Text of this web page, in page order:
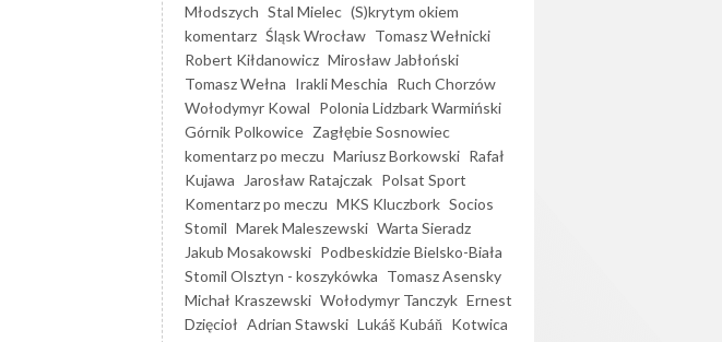
Młodszych Stal Mielec (S)krytym okiem
komentarz Śląsk Wrocław Tomasz Wełnicki
Robert Kiłdanowicz Mirosław Jabłoński
Tomasz Wełna Irakli Meschia Ruch Chorzów
Wołodymyr Kowal Polonia Lidzbark Warmiński
Górnik Polkowice Zagłębie Sosnowiec
komentarz po meczu Mariusz Borkowski Rafał
Kujawa
Jarosław Ratajczak Polsat Sport
Komentarz po meczu MKS Kluczbork Socios
Stomil Marek Maleszewski Warta Sieradz
Jakub Mosakowski Podbeskidzie Bielsko-Biała
Stomil Olsztyn - koszykówka Tomasz Asensky
Michał Kraszewski Wołodymyr Tanczyk Ernest
Dzięcioł Adrian Stawski Lukáš Kubáň Kotwica